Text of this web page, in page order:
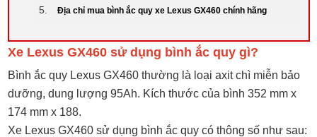
Địa chỉ mua bình ắc quy xe Lexus GX460 chính hãng
Xe Lexus GX460 sử dụng bình ắc quy gì?
Bình ắc quy Lexus GX460 thường là loại axit chì miễn bảo
dưỡng, dung lượng 95Ah. Kích thước của bình 352 mm x
174 mm x 188.
Xe Lexus GX460 sử dụng bình ắc quy có thông số như sau: